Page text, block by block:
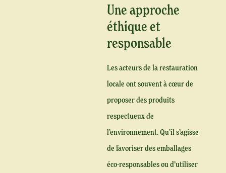
Une approche
éthique et
responsable
Les acteurs de la restauration
locale ont souvent à cœur de
proposer des produits
respectueux de
l’environnement. Qu’il s’agisse
de favoriser des emballages
éco-responsables ou d’utiliser